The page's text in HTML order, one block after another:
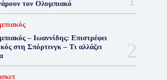
τον Ολυμπιακό
– Ιωαννίδης: Επιστρέφει
στη Σπόρτινγκ – Τι αλλάζει